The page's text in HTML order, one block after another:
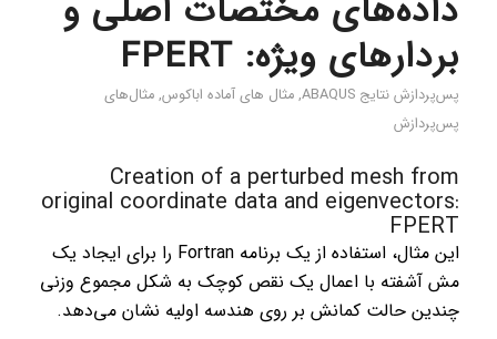
داده‌های مختصات اصلی و
بردارهای ویژه: FPERT
پس‌پردازش نتایج ABAQUS , مثال های آماده اباکوس, مثال‌های
پس‌پردازش
Creation of a perturbed mesh from
original coordinate data and eigenvectors:
FPERT
این مثال، استفاده از یک برنامه Fortran را برای ایجاد یک
مش آشفته با اعمال یک نقص کوچک به شکل مجموع وزنی
چندین حالت کمانش بر روی هندسه اولیه نشان می‌دهد.